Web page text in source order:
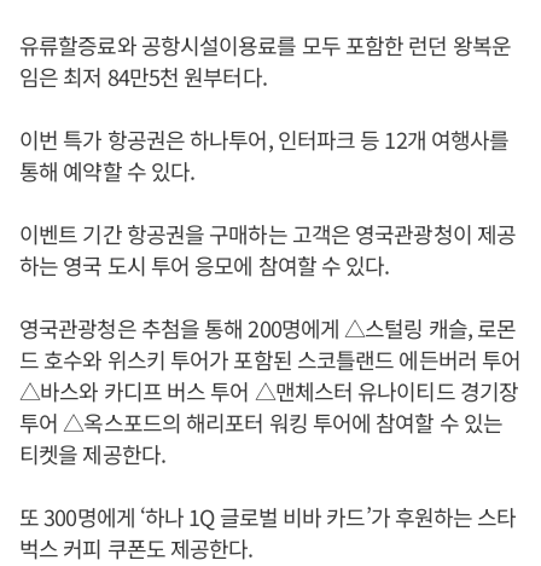
유류할증료와 공항시설이용료를 모두 포함한 런던 왕복운
임은 최저 84만5천 원부터다.
이번 특가 항공권은 하나투어, 인터파크 등 12개 여행사를
통해 예약할 수 있다.
이벤트 기간 항공권을 구매하는 고객은 영국관광청이 제공
하는 영국 도시 투어 응모에 참여할 수 있다.
영국관광청은 추첨을 통해 200명에게 △스털링 캐슬, 로몬
드 호수와 위스키 투어가 포함된 스코틀랜드 에든버러 투어
△바스와 카디프 버스 투어 △맨체스터 유나이티드 경기장
투어 △옥스포드의 해리포터 워킹 투어에 참여할 수 있는
티켓을 제공한다.
또 300명에게 ‘하나 1Q 글로벌 비바 카드’가 후원하는 스타
벅스 커피 쿠폰도 제공한다.